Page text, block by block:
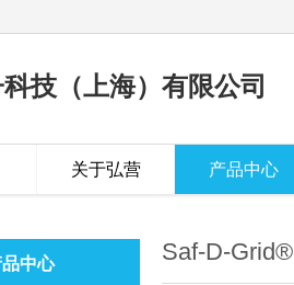
技（上海）有限公司
关于弘营 产品中心
中心 Saf-D-Grid®